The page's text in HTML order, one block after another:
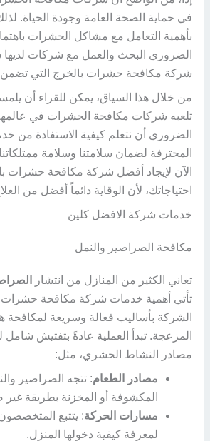
في حماية الصحة العامة وجودة الحياة.
بأهمية التعامل مع مشاكل الحشرات
الضروري البحث والعمل مع شركات
شركة مكافحة حشرات بالخرج التي تضمن
من خلال هذا السياق، يمكن للقراء أن
تلعبه شركات مكافحة الحشرات في
الضروري أن نتعلم كيفية الاستفادة من
المحترفة لضمان سلامتنا وسلامة
الآن لإيجاد أفضل شركة مكافحة حشرات
احتياجاتك، لأن الوقاية دائماً أفضل من
خدمات شركة الافضل كلين
مكافحة الصراصير والنمل
تعاني الكثير من المنازل من انتشار
تأتي أهمية خدمات شركة مكافحة حشرات
الشركة بأساليب فعالة وسريعة لمكافحة
المزعجة. تبدأ العملية عادةً بتفتيش شامل
مصادر النشاط الحشري، مثل:
مصادر الطعام: تتجه الصراصير
المكشوفة أو المخزنة بطريقة
مسارات الحركة: يتتبع
لمعرفة كيفية دخولها المنزل.